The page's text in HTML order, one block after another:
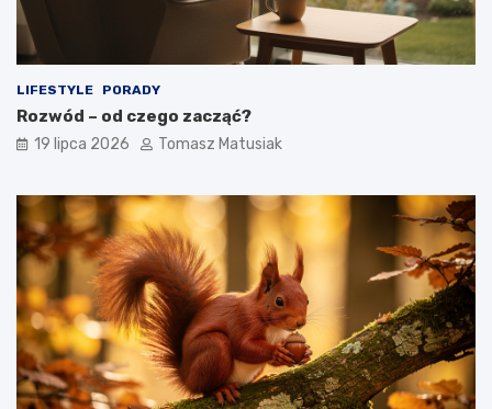
LIFESTYLE PORADY
Rozwód – od czego zacząć?
19 lipca 2026 Tomasz Matusiak